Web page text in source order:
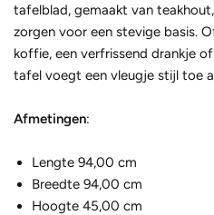
tafelblad, gemaakt van
zorgen voor een stevige basis.
koffie, een verfrissend drankje
tafel voegt een vleugje stijl toe
Afmetingen:
Lengte 94,00 cm
Breedte 94,00 cm
Hoogte 45,00 cm